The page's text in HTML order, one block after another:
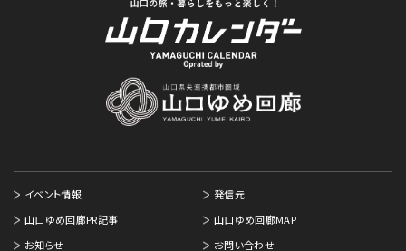
イベント情報
発信元
山口ゆめ回廊PR記事
山口ゆめ回廊MAP
お知らせ
お問い合わせ